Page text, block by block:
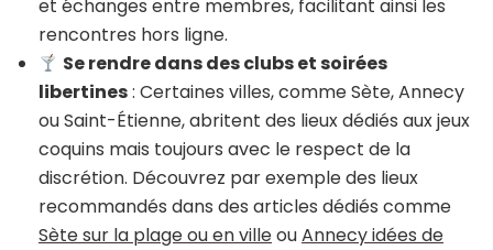
et échanges entre membres, facilitant ainsi les
rencontres hors ligne.
Se rendre dans des clubs et soirées
libertines: Certaines villes, comme Sète, Annecy
ou Saint-Étienne, abritent des lieux dédiés aux jeux
coquins mais toujours avec le respect de la
discrétion. Découvrez par exemple des lieux
recommandés dans des articles dédiés comme
Sète sur la plage ou en villeouAnnecy idées de